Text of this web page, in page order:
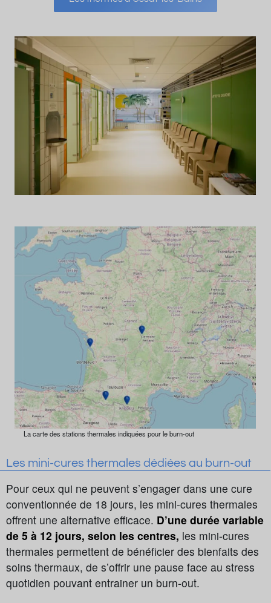
La carte des stations thermales indiquées pour le burn-out
Les mini-cures thermales dédiées au burn-out
Pour ceux qui ne peuvent s’engager dans une cure
conventionnée de 18 jours, les mini-cures thermales
offrent une alternative efficace. D’une durée variable
de 5 à 12 jours, selon les centres, les mini-cures
thermales permettent de bénéficier des bienfaits des
soins thermaux, de s’offrir une pause face au stress
quotidien pouvant entrainer un burn-out.